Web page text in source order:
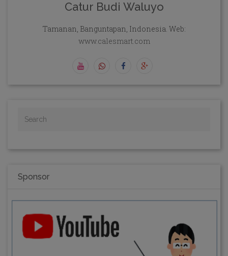
Catur Budi Waluyo
Tamanan, Banguntapan, Indonesia. Web:
www.calesmart.com
Sponsor